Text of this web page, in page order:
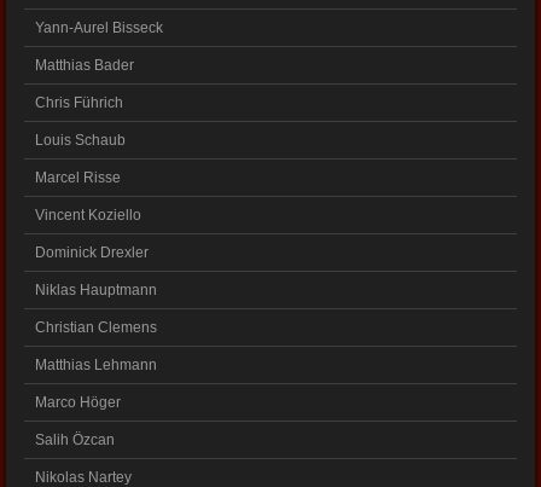
Yann-Aurel Bisseck
Matthias Bader
Chris Führich
Louis Schaub
Marcel Risse
Vincent Koziello
Dominick Drexler
Niklas Hauptmann
Christian Clemens
Matthias Lehmann
Marco Höger
Salih Özcan
Nikolas Nartey